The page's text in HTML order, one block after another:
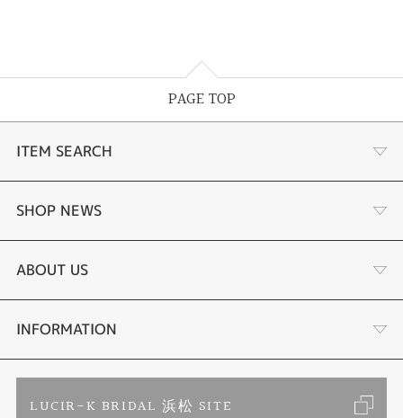
PAGE TOP
ITEM SEARCH
あこや真珠
黒蝶真珠
時計
色石
SHOP NEWS
個性溢れる色石の魅力
YouTube ルシルケイチャンネル
ブライダルリングサイト
ABOUT US
店舗情報・会社概要
INFORMATION
LUCIR-K BRIDAL 浜松 SITE